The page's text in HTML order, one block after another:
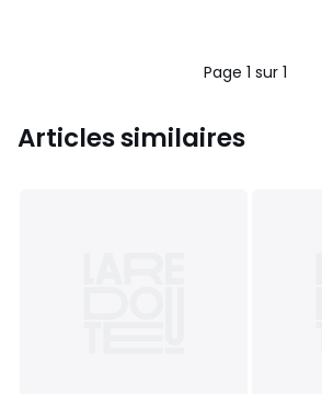
Page 1 sur 1
Articles similaires